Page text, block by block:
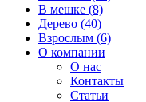
В мешке (8)
Дерево (40)
Взрослым (6)
О компании
О нас
Контакты
Статьи